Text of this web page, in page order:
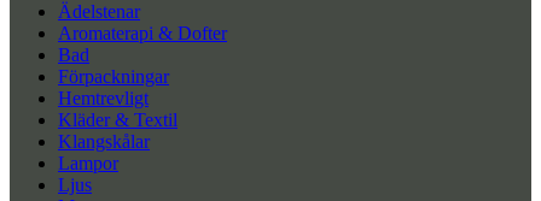
Ädelstenar
Aromaterapi & Dofter
Bad
Förpackningar
Hemtrevligt
Kläder & Textil
Klangskålar
Lampor
Ljus